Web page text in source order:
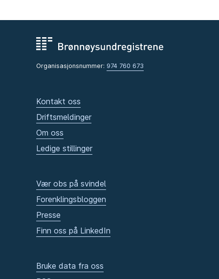
Organisasjonsnummer: 974 760 673
Kontakt oss
Driftsmeldinger
Om oss
Ledige stillinger
Vær obs på svindel
Forenklingsbloggen
Presse
Finn oss på LinkedIn
Bruke data fra oss